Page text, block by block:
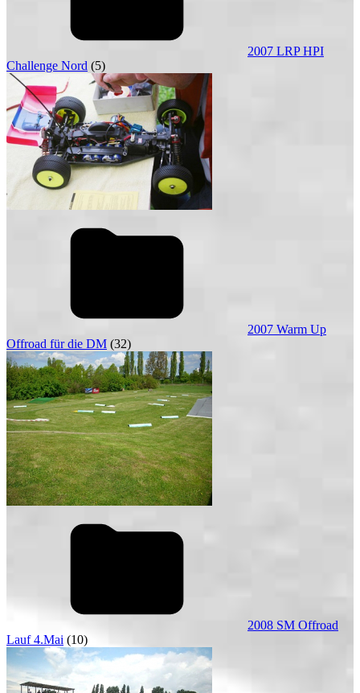
2007 LRP HPI
Challenge Nord (5)
2007 Warm Up
Offroad für die DM (32)
2008 SM Offroad
Lauf 4.Mai (10)